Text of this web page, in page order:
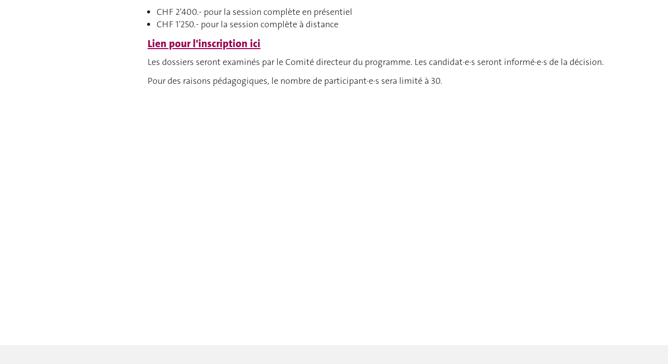
CHF 2'400.- pour la session complète en présentiel
CHF 1'250.- pour la session complète à distance
Lien pour l'inscription ici
Les dossiers seront examinés par le Comité directeur du programme. Les candidat·e·s seront informé·e·s de la décision.
Pour des raisons pédagogiques, le nombre de participant·e·s sera limité à 30.